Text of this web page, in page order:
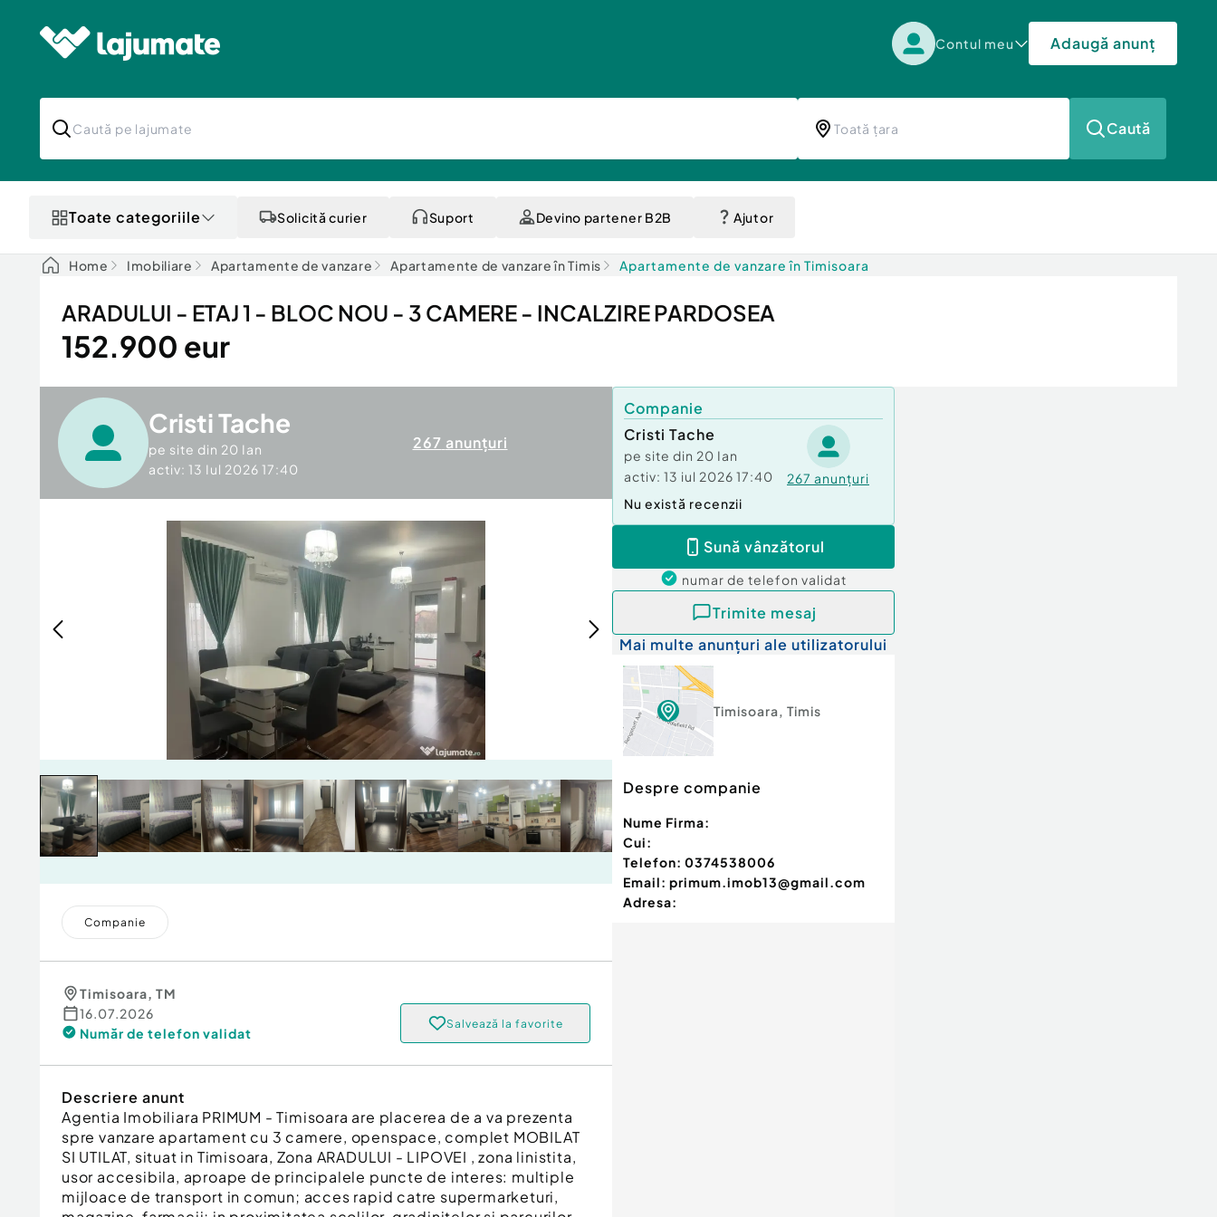
Contul meu Adaugă anunț
Caută
Toate categoriile Solicită curier Suport Devino partener B2B Ajutor
Home Imobiliare Apartamente de vanzare Apartamente de vanzare în Timis Apartamente de vanzare în Timisoara
ARADULUI - ETAJ 1 - BLOC NOU - 3 CAMERE - INCALZIRE PARDOSEA
152.900 eur
Cristi Tache
pe site din 20 Ian
activ: 13 Iul 2026 17:40
267 anunțuri
Companie
Timisoara, TM
16.07.2026
Număr de telefon validat
Salvează la favorite
Descriere anunt
Agentia Imobiliara PRIMUM - Timisoara are placerea de a va prezenta
spre vanzare apartament cu 3 camere, openspace, complet MOBILAT
SI UTILAT, situat in Timisoara, Zona ARADULUI - LIPOVEI , zona linistita,
usor accesibila, aproape de principalele puncte de interes: multiple
mijloace de transport in comun; acces rapid catre supermarketuri,
Companie
Cristi Tache
pe site din 20 Ian
activ: 13 iul 2026 17:40 267 anunțuri
Nu există recenzii
Sună vânzătorul
numar de telefon validat
Trimite mesaj
Mai multe anunțuri ale utilizatorului
Timisoara, Timis
Despre companie
Nume Firma:
Cui:
Telefon: 0374538006
Email: primum.imob13@gmail.com
Adresa: